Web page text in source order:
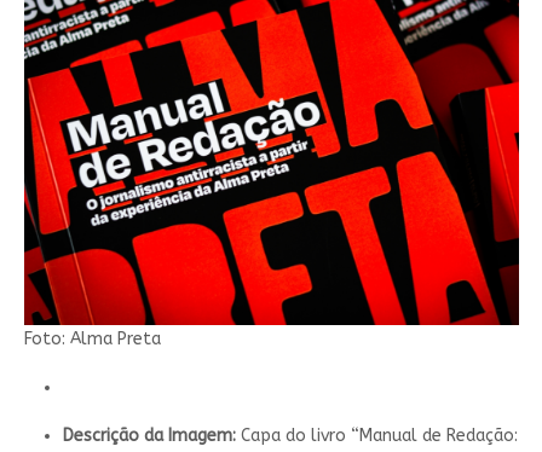
Foto: Alma Preta
Descrição da Imagem: Capa do livro “Manual de Redação: